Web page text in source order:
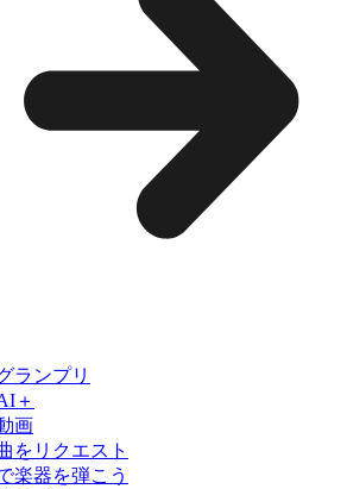
ランプリ
＋
画
をリクエスト
楽器を弾こう